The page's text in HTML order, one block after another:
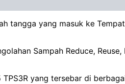
tangga yang masuk ke
Sampah Reduce, Reuse,
yang tersebar di